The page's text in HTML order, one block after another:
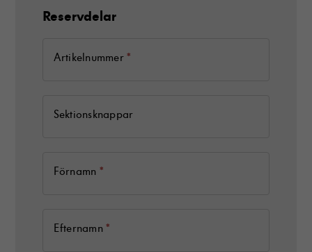
R
Reservdelar
Artikelnummer*
Sektionsknappar
Förnamn *
Efternamn*